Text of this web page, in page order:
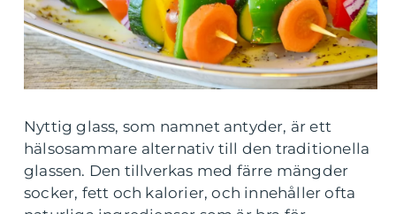
Nyttig glass, som namnet antyder, är ett
hälsosammare alternativ till den traditionella
glassen. Den tillverkas med färre mängder
socker, fett och kalorier, och innehåller ofta